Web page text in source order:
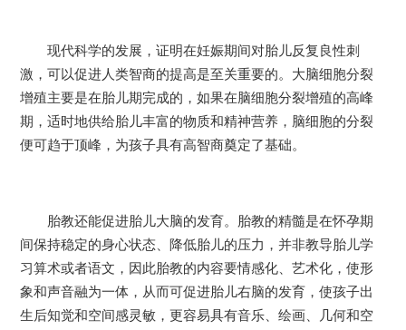
现代科学的发展，证明在妊娠期间对胎儿反复良性刺
激，可以促进人类智商的提高是至关重要的。大脑细胞分裂
增殖主要是在胎儿期完成的，如果在脑细胞分裂增殖的高峰
期，适时地供给胎儿丰富的物质和精神营养，脑细胞的分裂
便可趋于顶峰，为孩子具有高智商奠定了基础。
胎教还能促进胎儿大脑的发育。胎教的精髓是在怀孕期
间保持稳定的身心状态、降低胎儿的压力，并非教导胎儿学
习算术或者语文，因此胎教的内容要情感化、艺术化，使形
象和声音融为一体，从而可促进胎儿右脑的发育，使孩子出
生后知觉和空间感灵敏，更容易具有音乐、绘画、几何和空